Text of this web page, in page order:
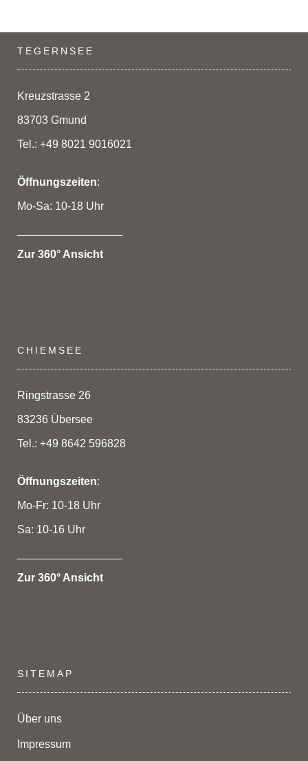
TEGERNSEE
Kreuzstrasse 2
83703 Gmund
Tel.: +49 8021 9016021
Öffnungszeiten:
Mo-Sa: 10-18 Uhr
Zur 360° Ansicht
CHIEMSEE
Ringstrasse 26
83236 Übersee
Tel.: +49 8642 596828
Öffnungszeiten:
Mo-Fr: 10-18 Uhr
Sa: 10-16 Uhr
Zur 360° Ansicht
SITEMAP
Über uns
Impressum